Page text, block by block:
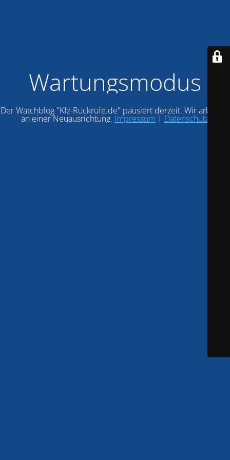
Wartungsmodus
Der Watchblog "Kfz-Rückrufe.de" pausiert derzeit. Wir arbeiten
an einer Neuausrichtung. Impressum | Datenschutz